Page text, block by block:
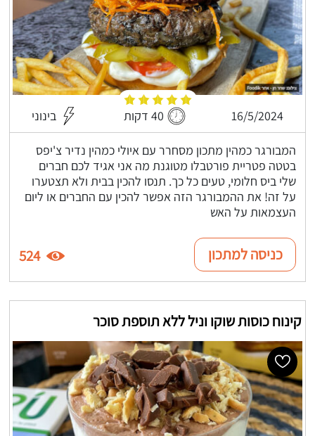
16/5/2024 40 דקות בינוני
המבורגר כמהין מתכון מסחרר עם איולי כמהין נדיר צ'יפס
בטטה פטריית פורטבלו מטוגנת מה אני אגיד לכם חברים
שלי ביס חלומי, טעים כל כך. תנסו להכין בבית ולא תצטערו
על זה! את ההמבורגר הזה אפשר להכין עם החברים או ליום
העצמאות על האש
כניסה למתכון 524
קינוח כוסות שוקו וניל ללא תוספת סוכר